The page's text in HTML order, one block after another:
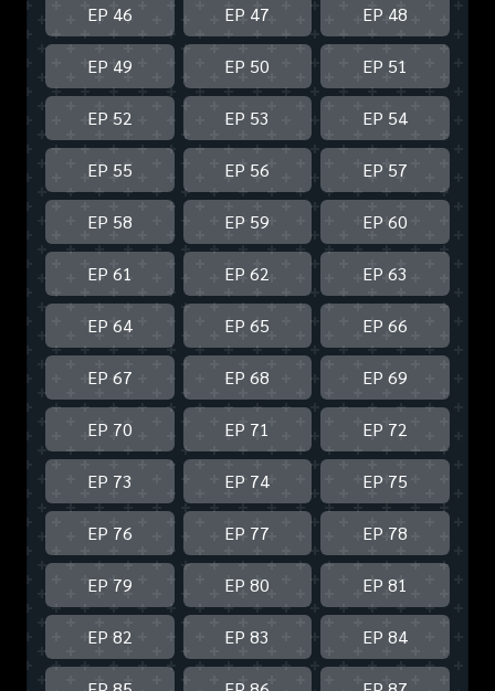
EP 46 EP 47 EP 48
EP 49 EP 50 EP 51
EP 52 EP 53 EP 54
EP 55 EP 56 EP 57
EP 58 EP 59 EP 60
EP 61 EP 62 EP 63
EP 64 EP 65 EP 66
EP 67 EP 68 EP 69
EP 70 EP 71 EP 72
EP 73 EP 74 EP 75
EP 76 EP 77 EP 78
EP 79 EP 80 EP 81
EP 82 EP 83 EP 84